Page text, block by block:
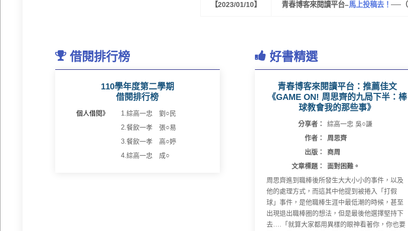
【2023/01/10】 青春博客來閱讀平台–馬上投稿去！ ──（
借閱排行榜
110學年度第二學期
借閱排行榜
個人借閱》
1.綜高一忠 劉○民
2.餐飲一孝 張○易
3.餐飲一孝 高○婷
4.綜高一忠 成○
好書精選
青春博客來閱讀平台：推薦佳文
《GAME ON! 周思齊的九局下半：棒
球教會我的那些事》
分享者：
綜高一忠 吳○謙
作者：
周思齊
出版：
商周
文章標題：
面對困難。
周思齊進到職棒後所發生大大小小的事件，以及
他的處理方式，而這其中他提到被捲入「打假
球」事件，是他職棒生涯中最低潮的時候，甚至
出現退出職棒圈的想法，但是最後他選擇堅持下
去….「就算大家都用異樣的眼神看著你，你也要